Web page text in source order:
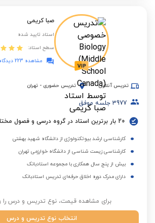
صبا کریمی
استاد تایید شده
سطح استاد:
مشاهده 223 دیدگاه
تدریس آنلاین تدریس حضوری - تهران
3977 جلسه موفق
20 بار برترین استاد در گروه درسی و فصول مختلف
کارشناسی ارشد بیوتکنولوژی از دانشگاه شهید بهشتی
کارشناسی زیست شناسی از دانشگاه خوارزمی تهران
بیش از پنج سال همکاری با مجموعه استادبانک
دارای مدرک دوره اخلاق حرفه‌ای تدریس استادبانک
برای مشاهده قیمت، نوع تدریس و درس را
انتخاب نوع تدریس و درس